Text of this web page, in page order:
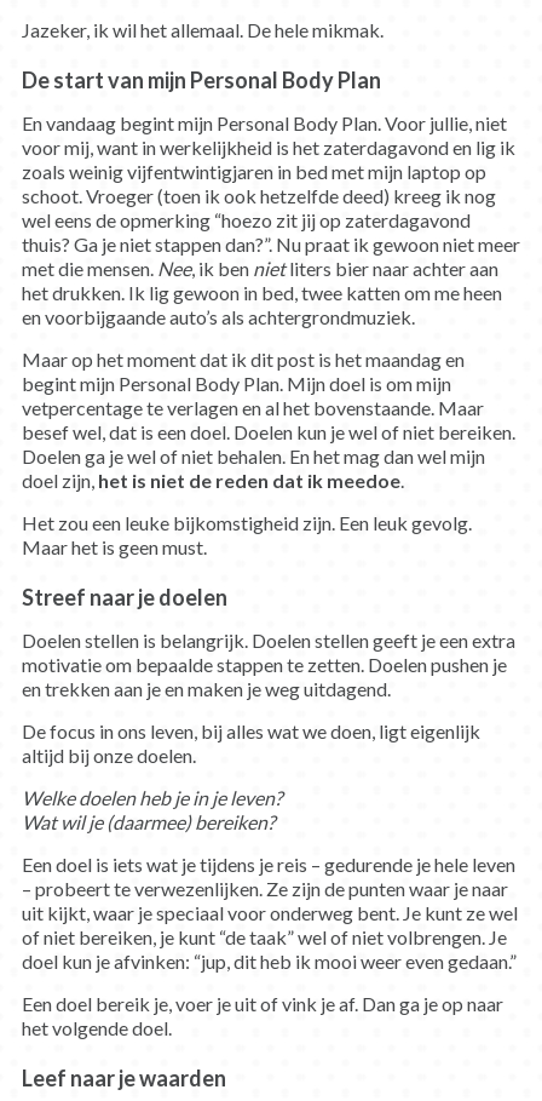
Jazeker, ik wil het allemaal. De hele mikmak.
De start van mijn Personal Body Plan
En vandaag begint mijn Personal Body Plan. Voor jullie, niet
voor mij, want in werkelijkheid is het zaterdagavond en lig ik
zoals weinig vijfentwintigjaren in bed met mijn laptop op
schoot. Vroeger (toen ik ook hetzelfde deed) kreeg ik nog
wel eens de opmerking “hoezo zit jij op zaterdagavond
thuis? Ga je niet stappen dan?”. Nu praat ik gewoon niet meer
met die mensen. Nee, ik ben nietliters bier naar achter aan
het drukken. Ik lig gewoon in bed, twee katten om me heen
en voorbijgaande auto’s als achtergrondmuziek.
Maar op het moment dat ik dit post is het maandag en
begint mijn Personal Body Plan. Mijn doel is om mijn
vetpercentage te verlagen en al het bovenstaande. Maar
besef wel, dat is een doel. Doelen kun je wel of niet bereiken.
Doelen ga je wel of niet behalen. En het mag dan wel mijn
doel zijn, het is niet de reden dat ik meedoe.
Het zou een leuke bijkomstigheid zijn. Een leuk gevolg.
Maar het is geen must.
Streef naar je doelen
Doelen stellen is belangrijk. Doelen stellen geeft je een extra
motivatie om bepaalde stappen te zetten. Doelen pushen je
en trekken aan je en maken je weg uitdagend.
De focus in ons leven, bij alles wat we doen, ligt eigenlijk
altijd bij onze doelen.
Welke doelen heb je in je leven?
Wat wil je (daarmee) bereiken?
Een doel is iets wat je tijdens je reis – gedurende je hele leven
– probeert te verwezenlijken. Ze zijn de punten waar je naar
uit kijkt, waar je speciaal voor onderweg bent. Je kunt ze wel
of niet bereiken, je kunt “de taak” wel of niet volbrengen. Je
doel kun je afvinken: “jup, dit heb ik mooi weer even gedaan.”
Een doel bereik je, voer je uit of vink je af. Dan ga je op naar
het volgende doel.
Leef naar je waarden